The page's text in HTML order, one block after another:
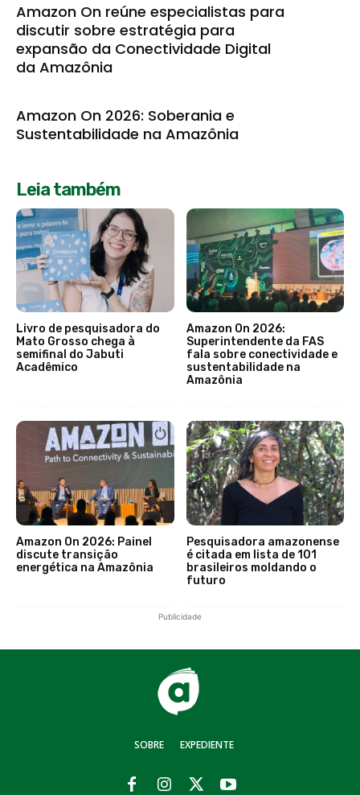
Amazon On reúne especialistas para
discutir sobre estratégia para
expansão da Conectividade Digital
da Amazônia
Amazon On 2026: Soberania e
Sustentabilidade na Amazônia
Leia também
Livro de pesquisadora do
Mato Grosso chega à
semifinal do Jabuti
Acadêmico
Amazon On 2026:
Superintendente da FAS
fala sobre conectividade e
sustentabilidade na
Amazônia
Amazon On 2026: Painel
discute transição
energética na Amazônia
Pesquisadora amazonense
é citada em lista de 101
brasileiros moldando o
futuro
Publicidade
SOBRE EXPEDIENTE